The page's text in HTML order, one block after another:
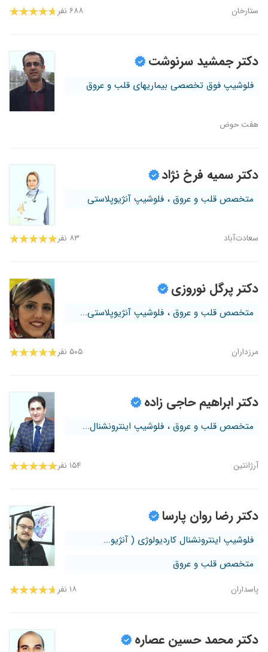
ستارخان ۶۸۸ نفر
دکتر جمشید سرنوشت
فلوشیپ فوق تخصصی بیماریهای قلب و عروق
هفت‌ حوض
دکتر سمیه فرخ نژاد
متخصص قلب و عروق ، فلوشیپ آنژیوپلاستی
سعادت‌آباد ۸۳ نفر
دکتر پرگل نوروزی
متخصص قلب و عروق ، فلوشیپ آنژیوپلاستی...
مرزداران ۵۰۵ نفر
دکتر ابراهیم حاجی زاده
متخصص قلب و عروق ، فلوشیپ اینترونشنال...
آرژانتین ۱۵۴ نفر
دکتر رضا روان پارسا
فلوشیپ اینترونشنال کاردیولوژی ( آنژیو...
متخصص قلب و عروق
پاسداران ۱۸ نفر
دکتر محمد حسین عصاره